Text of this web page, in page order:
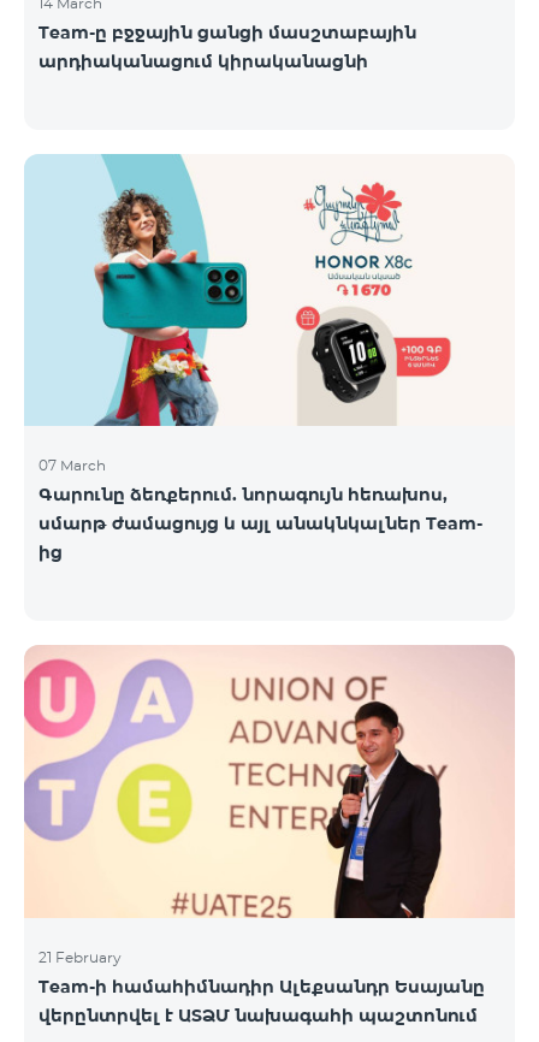
Team-ը բջջային ցանցի մասշտաբային
արդիականացում կիրականացնի
07 March
Գարունը ձեռքերում. նորագույն հեռախոս,
սմարթ ժամացույց և այլ անակնկալներ Team-
ից
21 February
Team-ի համահիմնադիր Ալեքսանդր Եսայանը
վերընտրվել է ԱՏՁՄ նախագահի պաշտոնում